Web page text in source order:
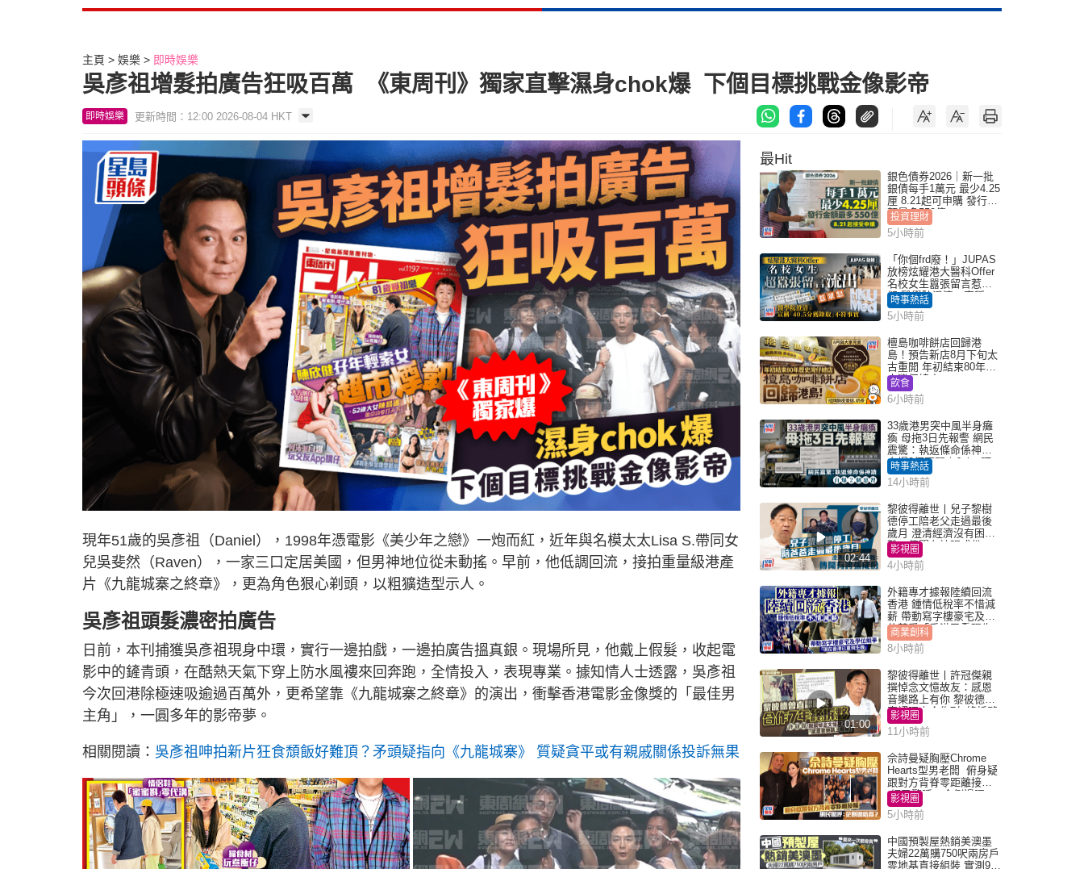
主頁 娛樂 即時娛樂
吳彥祖增髮拍廣告狂吸百萬 《東周刊》獨家直擊濕身chok爆 下個目標挑戰金像影帝
即時娛樂 更新時間：12:00 2026-08-04 HKT
現年51歲的吳彥祖（Daniel），1998年憑電影《美少年之戀》一炮而紅，近年與名模太太Lisa S.帶同女
兒吳斐然（Raven），一家三口定居美國，但男神地位從未動搖。早前，他低調回流，接拍重量級港產
片《九龍城寨之終章》，更為角色狠心剃頭，以粗獷造型示人。
吳彥祖頭髮濃密拍廣告
日前，本刊捕獲吳彥祖現身中環，實行一邊拍戲，一邊拍廣告搵真銀。現場所見，他戴上假髮，收起電
影中的鏟青頭，在酷熱天氣下穿上防水風褸來回奔跑，全情投入，表現專業。據知情人士透露，吳彥祖
今次回港除極速吸逾過百萬外，更希望靠《九龍城寨之終章》的演出，衝擊香港電影金像獎的「最佳男
主角」，一圓多年的影帝夢。
相關閱讀： 吳彥祖呻拍新片狂食頹飯好難頂？矛頭疑指向《九龍城寨》 質疑貪平或有親戚關係投訴無果
最Hit
銀色債券2026｜新一批
銀債每手1萬元 最少4.25
厘 8.21起可申購 發行金
額最多550億
投資理財
5小時前
「你個frd廢！」JUPAS
放榜炫耀港大醫科Offer
名校女生囂張留言惹眾
怒 醫學院澄清：宣稱
「40.5分獲錄取」不符事
實｜Juicy叮
時事熱話
5小時前
檀島咖啡餅店回歸港
島！預告新店8月下旬太
古重開 年初結束80年歷
史灣仔總店
飲食
6小時前
33歲港男突中風半身癱
瘓 母拖3日先報警 網民
震驚：執返條命係神蹟
自爆2個惡習｜Juicy叮
時事熱話
14小時前
02:44
黎彼得離世丨兒子黎樹
德停工陪老父走過最後
歲月 澄清經濟沒有困
難：傳聞有誇張成份
影視圈
4小時前
外籍專才據報陸續回流
香港 鍾情低稅率不惜減
薪 帶動寫字樓豪宅及學
位競爭「香港已重現生
機」
商業創科
8小時前
01:00
黎彼得離世丨許冠傑親
撰悼念文憶故友：感恩
音樂路上有你 黎彼德曾
直認唔夾合作7年終拆夥
影視圈
11小時前
佘詩曼疑胸壓Chrome
Hearts型男老闆 俯身疑
跟對方背脊零距離接觸
網民驚呼：企側邊唔
得？
影視圈
5小時前
中國預製屋熱銷美澳墨
夫婦22萬購750呎兩房戶
零地基直接組裝 實測9個